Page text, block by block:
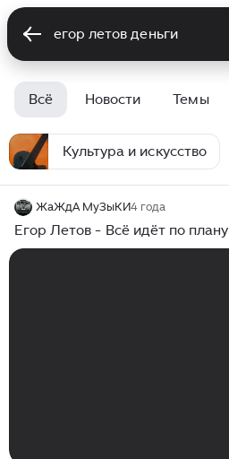
Всё Новости Темы
Культура и искусство
ЖаЖдА МуЗыКИ4 года
Егор Летов - Всё идёт по плану